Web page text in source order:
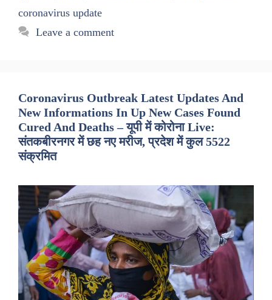
coronavirus update
Leave a comment
Coronavirus Outbreak Latest Updates And
New Informations In Up New Cases Found
Cured And Deaths – यूपी में कोरोना Live:
संतकबीरनगर में छह नए मरीज, प्रदेश में कुल 5522
संक्रमित